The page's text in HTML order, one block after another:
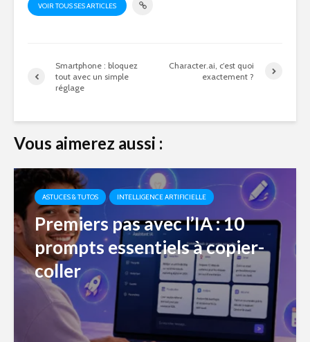
VOIR TOUS SES ARTICLES
Smartphone : bloquez
tout avec un simple
réglage
Character.ai, c’est quoi
exactement ?
Vous aimerez aussi :
ASTUCES & TUTOS INTELLIGENCE ARTIFICIELLE
Premiers pas avec l’IA : 10
prompts essentiels à copier-
coller